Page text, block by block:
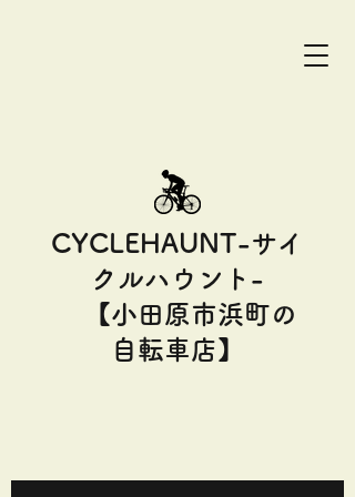
CYCLEHAUNT-サイ
クルハウント-
【小田原市浜町の
自転車店】